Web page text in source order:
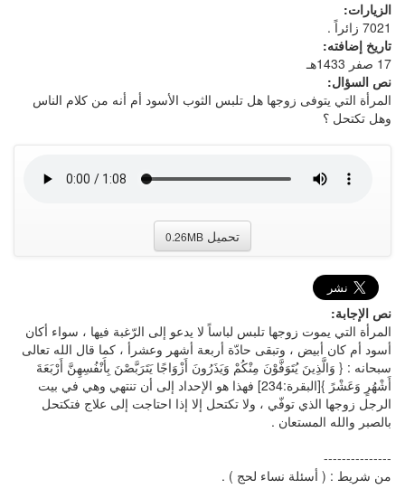
الزيارات:
7021 زائراً .
تاريخ إضافته:
17 صفر 1433هـ
نص السؤال:
المرأة التي يتوفى زوجها هل تلبس الثوب الأسود أم أنه من كلام الناس
وهل تكتحل ؟
تحميل 0.26MB
نص الإجابة:
المرأة التي يموت زوجها تلبس لباساً لا يدعو إلى الرّغبة فيها ، سواء أكان
أسود أم كان أبيض ، وتبقى حادّة أربعة أشهر وعشرأ ، كما قال الله تعالى
سبحانه : { وَالَّذِينَ يُتَوَفَّوْنَ مِنْكُمْ وَيَذَرُونَ أَزْوَاجًا يَتَرَبَّصْنَ بِأَنْفُسِهِنَّ أَرْبَعَةَ
أَشْهُرٍ وَعَشْرً }[البقرة:234] فهذا هو الإحداد إلى أن تنتهي وهي في بيت
الرجل زوجها الذي توفّي ، ولا تكتحل إلا إذا احتاجت إلى علاج فتكتحل
بالصبر والله المستعان .
---------------
من شريط : ( أسئلة نساء لحج ) .